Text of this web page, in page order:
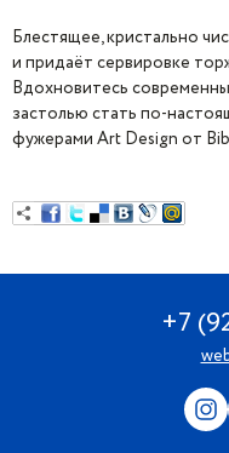
Блестящее, кристально
и придаёт сервировке
Вдохновитесь
застолью стать по-
фужерами Art Design от
+7